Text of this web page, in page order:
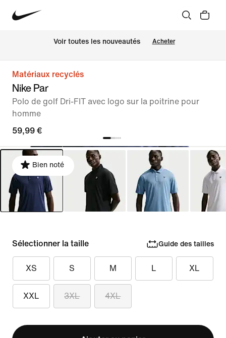
Voir toutes les nouveautés Acheter
Matériaux recyclés
Nike Par
Polo de golf Dri-FIT avec logo sur la poitrine pour
homme
59,99 €
Bien noté
Sélectionner la taille Guide des tailles
XS S M L XL
XXL 3XL 4XL